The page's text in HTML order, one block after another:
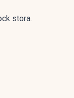
stora.